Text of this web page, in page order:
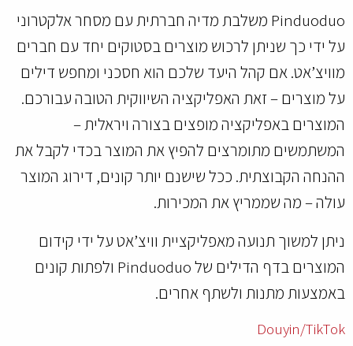
Pinduoduo משלבת מדיה חברתית עם מסחר אלקטרוני
על ידי כך שניתן לרכוש מוצרים בסטוקים יחד עם חברים
מוויצ’אט. אם קהל היעד שלכם הוא חסכני ומחפש דילים
על מוצרים – זאת האפליקציה השיווקית הטובה עבורכם.
המוצרים באפליקציה מופצים בצורה ויראלית –
המשתמשים מתומרצים להפיץ את המוצר בכדי לקבל את
ההנחה הקבוצתית. ככל שישנם יותר קונים, דירוג המוצר
עולה – מה שממריץ את המכירות.
ניתן למשוך תנועה מאפליקציית וויצ’אט על ידי קידום
המוצרים בדף הדילים של Pinduoduo ולפתות קונים
באמצעות מתנות ולשתף אחרים.
Douyin/TikTok